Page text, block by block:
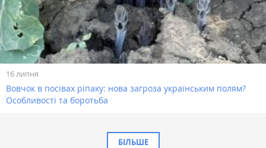
16 липня
Вовчок в посівах ріпаку: нова загроза українським полям?
Особливості та боротьба
БІЛЬШЕ